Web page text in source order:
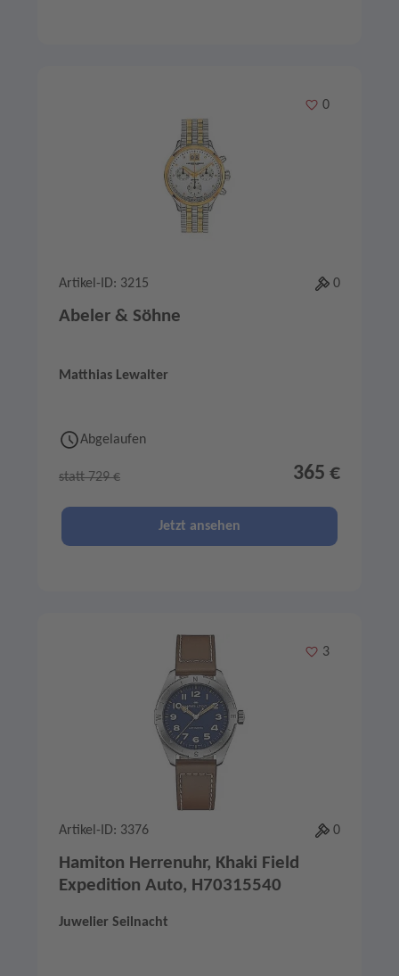
Merken
0
Artikel-ID: 3215 0
Abeler & Söhne
Matthias Lewalter
Abgelaufen
statt 729 € 365 €
Jetzt ansehen
Merken
3
Artikel-ID: 3376 0
Hamiton Herrenuhr, Khaki Field
Expedition Auto, H70315540
Juwelier Seilnacht